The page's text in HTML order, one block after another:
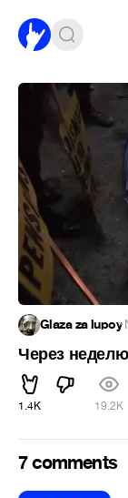
Glaza za lupoy·
Через
1.4K 19.2K
7 comments